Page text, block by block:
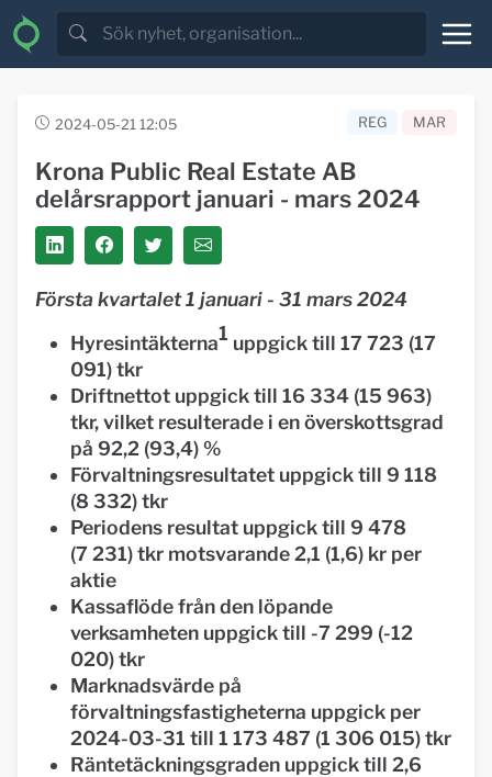
2024-05-21 12:05 REG MAR
Krona Public Real Estate AB
delårsrapport januari - mars 2024
Första kvartalet 1 januari - 31 mars 2024
Hyresintäkterna1 uppgick till 17 723 (17
091) tkr
Driftnettot uppgick till 16 334 (15 963)
tkr, vilket resulterade i en överskottsgrad
på 92,2 (93,4) %
Förvaltningsresultatet uppgick till 9 118
(8 332) tkr
Periodens resultat uppgick till 9 478
(7 231) tkr motsvarande 2,1 (1,6) kr per
aktie
Kassaflöde från den löpande
verksamheten uppgick till -7 299 (-12
020) tkr
Marknadsvärde på
förvaltningsfastigheterna uppgick per
2024-03-31 till 1 173 487 (1 306 015) tkr
Räntetäckningsgraden uppgick till 2,6